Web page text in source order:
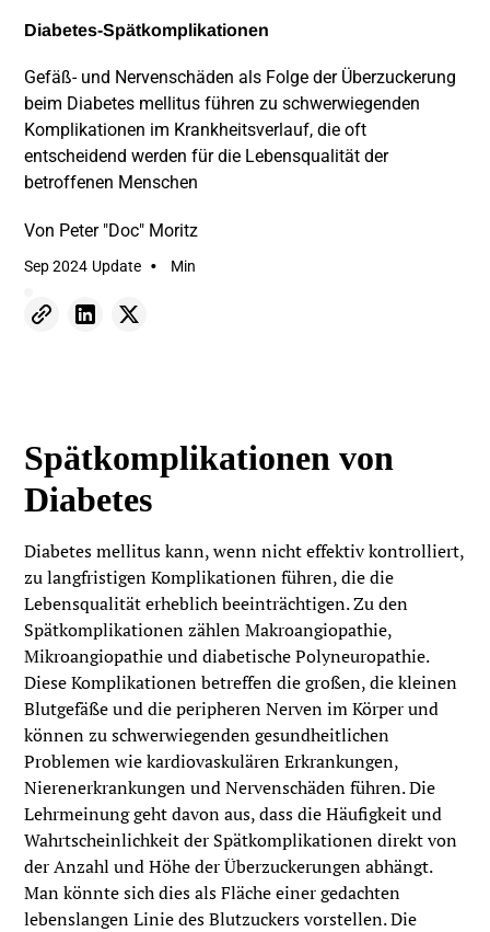
Diabetes-Spätkomplikationen
Gefäß- und Nervenschäden als Folge der Überzuckerung
beim Diabetes mellitus führen zu schwerwiegenden
Komplikationen im Krankheitsverlauf, die oft
entscheidend werden für die Lebensqualität der
betroffenen Menschen
Von Peter "Doc" Moritz
Sep 2024 Update • Min
Spätkomplikationen von
Diabetes
Diabetes mellitus kann, wenn nicht effektiv kontrolliert,
zu langfristigen Komplikationen führen, die die
Lebensqualität erheblich beeinträchtigen. Zu den
Spätkomplikationen zählen Makroangiopathie,
Mikroangiopathie und diabetische Polyneuropathie.
Diese Komplikationen betreffen die großen, die kleinen
Blutgefäße und die peripheren Nerven im Körper und
können zu schwerwiegenden gesundheitlichen
Problemen wie kardiovaskulären Erkrankungen,
Nierenerkrankungen und Nervenschäden führen. Die
Lehrmeinung geht davon aus, dass die Häufigkeit und
Wahrtscheinlichkeit der Spätkomplikationen direkt von
der Anzahl und Höhe der Überzuckerungen abhängt.
Man könnte sich dies als Fläche einer gedachten
lebenslangen Linie des Blutzuckers vorstellen. Die